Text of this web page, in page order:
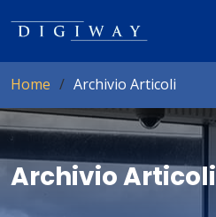
Home Archivio Articoli
Archivio Articoli